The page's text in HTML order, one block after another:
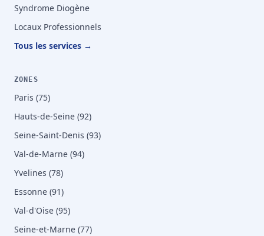
Syndrome Diogène
Locaux Professionnels
Tous les services →
ZONES
Paris (75)
Hauts-de-Seine (92)
Seine-Saint-Denis (93)
Val-de-Marne (94)
Yvelines (78)
Essonne (91)
Val-d'Oise (95)
Seine-et-Marne (77)